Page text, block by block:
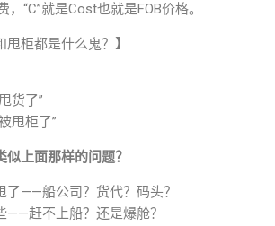
，“C”就是Cost也就是FOB价格。
甩柜都是什么鬼？】
货了”
甩柜了”
上面那样的问题？
了——船公司？货代？码头？
——赶不上船？还是爆舱？